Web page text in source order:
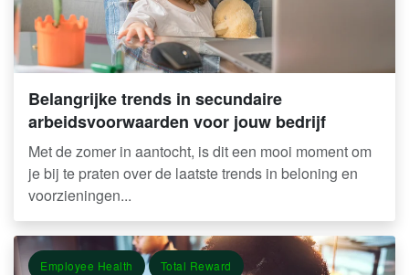
Belangrijke trends in secundaire
arbeidsvoorwaarden voor jouw bedrijf
Met de zomer in aantocht, is dit een mooi moment om
je bij te praten over de laatste trends in beloning en
voorzieningen...
Employee Health Total Reward